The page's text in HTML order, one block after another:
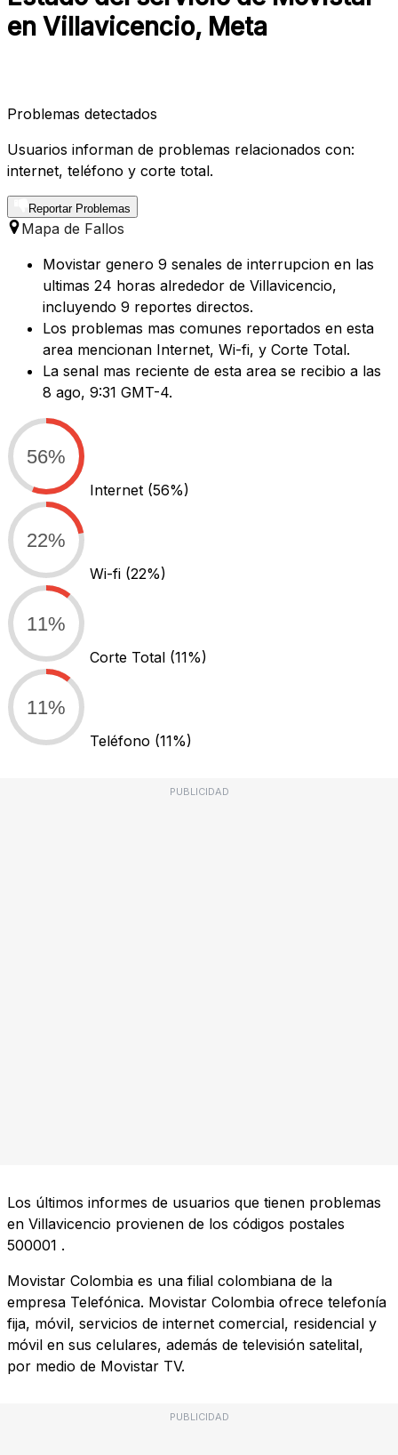
en Villavicencio, Meta
Problemas detectados
Usuarios informan de problemas relacionados con:
internet, teléfono y corte total.
Reportar Problemas
Mapa de Fallos
Movistar genero 9 senales de interrupcion en las
ultimas 24 horas alrededor de Villavicencio,
incluyendo 9 reportes directos.
Los problemas mas comunes reportados en esta
area mencionan Internet, Wi-fi, y Corte Total.
La senal mas reciente de esta area se recibio a las
8 ago, 9:31 GMT-4.
56%
Internet (56%)
22%
Wi-fi (22%)
11%
Corte Total (11%)
11%
Teléfono (11%)
PUBLICIDAD
Los últimos informes de usuarios que tienen problemas
en Villavicencio provienen de los códigos postales
500001 .
Movistar Colombia es una filial colombiana de la
empresa Telefónica. Movistar Colombia ofrece telefonía
fija, móvil, servicios de internet comercial, residencial y
móvil en sus celulares, además de televisión satelital,
por medio de Movistar TV.
PUBLICIDAD